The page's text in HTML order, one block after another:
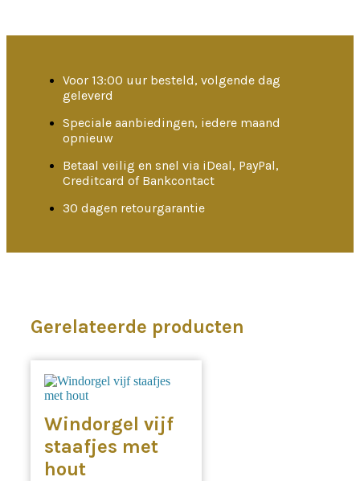
Voor 13:00 uur besteld, volgende dag
geleverd
Speciale aanbiedingen, iedere maand
opnieuw
Betaal veilig en snel via iDeal, PayPal,
Creditcard of Bankcontact
30 dagen retourgarantie
Gerelateerde producten
Windorgel vijf
staafjes met
hout